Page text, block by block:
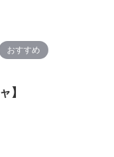
おすすめ
】